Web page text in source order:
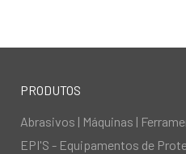
PRODUTOS
Abrasivos | Máquinas |
EPI'S - Equipamentos de